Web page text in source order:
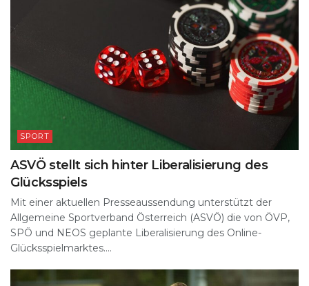
SPORT
ASVÖ stellt sich hinter Liberalisierung des
Glücksspiels
Mit einer aktuellen Presseaussendung unterstützt der
Allgemeine Sportverband Österreich (ASVÖ) die von ÖVP,
SPÖ und NEOS geplante Liberalisierung des Online-
Glücksspielmarktes....